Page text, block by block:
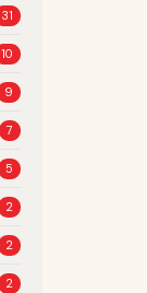
31
10
9
7
5
2
2
2